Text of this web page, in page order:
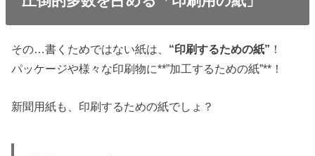
その…書くためではない紙は、 “印刷するための紙” ！
パッケージや様々な印刷物に**”加工するための紙”**！
新聞用紙も、印刷するための紙でしょ？